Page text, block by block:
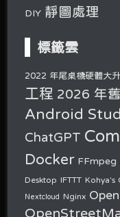
DIY 靜圖處理
標籤雲
2022 年尾桌機硬體大
工程 2026 年
Android
ChatGPT
Docker FFmpeg
Desktop IFTTT Kohya's
Nextcloud Nginx